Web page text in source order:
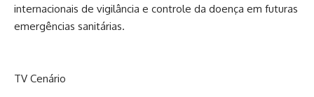
internacionais de vigilância e controle da doença em futuras
emergências sanitárias.
TV Cenário